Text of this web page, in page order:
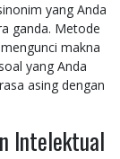
yang Anda
ganda. Metode
makna
yang Anda
asing dengan
Intelektual